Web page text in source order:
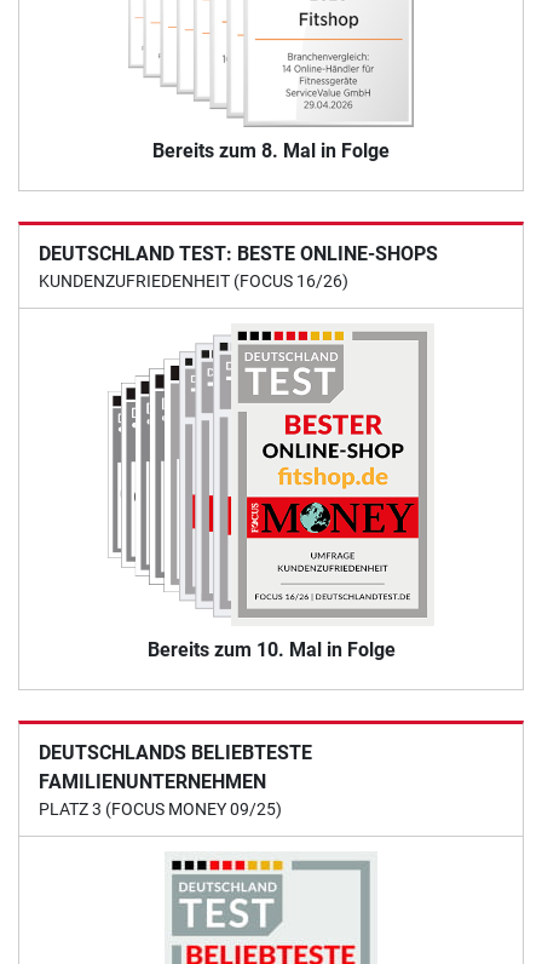
Bereits zum 8. Mal in Folge
DEUTSCHLAND TEST: BESTE ONLINE-SHOPS
KUNDENZUFRIEDENHEIT (FOCUS 16/26)
Bereits zum 10. Mal in Folge
DEUTSCHLANDS BELIEBTESTE
FAMILIENUNTERNEHMEN
PLATZ 3 (FOCUS MONEY 09/25)